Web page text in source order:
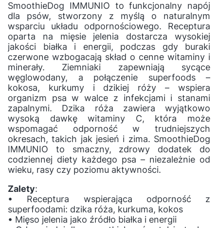
SmoothieDog IMMUNIO to funkcjonalny napój
dla psów, stworzony z myślą o naturalnym
wsparciu układu odpornościowego. Receptura
oparta na mięsie jelenia dostarcza wysokiej
jakości białka i energii, podczas gdy buraki
czerwone wzbogacają skład o cenne witaminy i
minerały. Ziemniaki zapewniają sycące
węglowodany, a połączenie superfoods –
kokosa, kurkumy i dzikiej róży – wspiera
organizm psa w walce z infekcjami i stanami
zapalnymi. Dzika róża zawiera wyjątkowo
wysoką dawkę witaminy C, która może
wspomagać odporność w trudniejszych
okresach, takich jak jesień i zima. SmoothieDog
IMMUNIO to smaczny, zdrowy dodatek do
codziennej diety każdego psa – niezależnie od
wieku, rasy czy poziomu aktywności.
Zalety:
• Receptura wspierająca odporność z
superfoodami: dzika róża, kurkuma, kokos
• Mięso jelenia jako źródło białka i energii